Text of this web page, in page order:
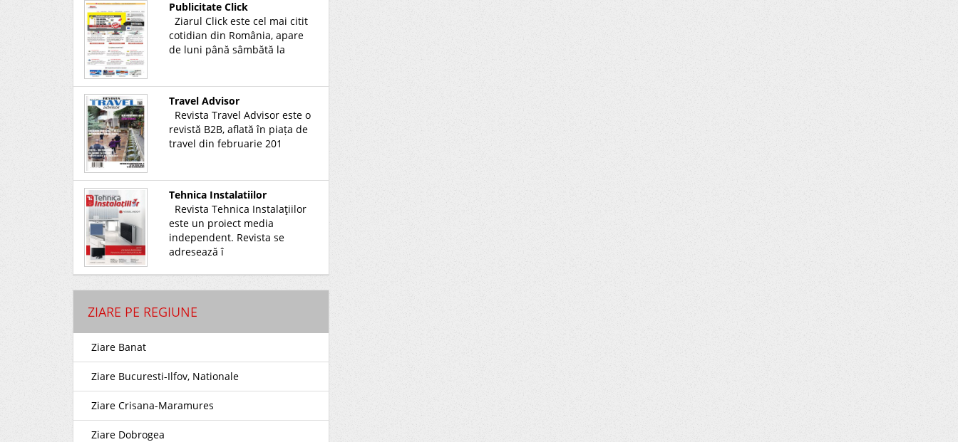
Publicitate Click
Ziarul Click este cel mai citit
cotidian din România, apare
de luni până sâmbătă la
Travel Advisor
Revista Travel Advisor este o
revistă B2B, aflată în piața de
travel din februarie 201
Tehnica Instalatiilor
Revista Tehnica Instalaţiilor
este un proiect media
independent. Revista se
adresează î
ZIARE PE REGIUNE
Ziare Banat
Ziare Bucuresti-Ilfov, Nationale
Ziare Crisana-Maramures
Ziare Dobrogea